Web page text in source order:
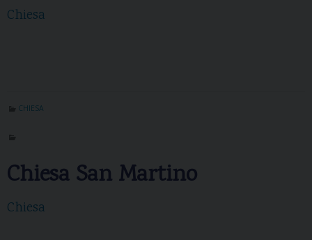
Chiesa
CHIESA
Chiesa San Martino
Chiesa